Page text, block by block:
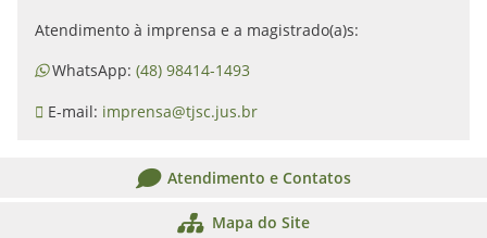
Atendimento à imprensa e a magistrado(a)s:
WhatsApp: (48) 98414-1493
E-mail: imprensa@tjsc.jus.br
Atendimento e Contatos
Mapa do Site